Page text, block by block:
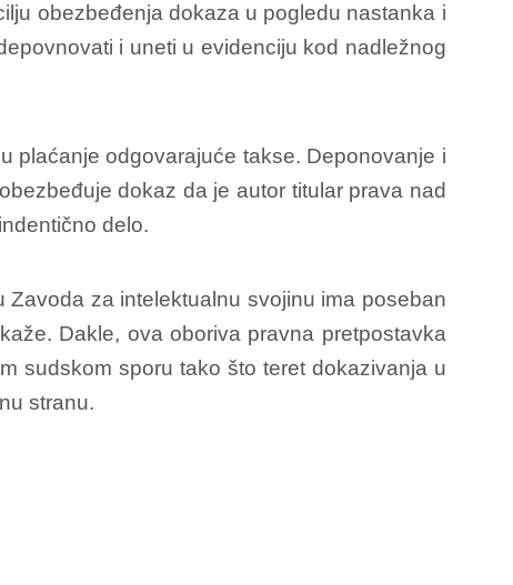
obezbeđenja dokaza u pogledu nastanka i
i uneti u evidenciju kod nadležnog
plaćanje odgovarajuće takse. Deponovanje i
dokaz da je autor titular prava nad
delo.
za intelektualnu svojinu ima poseban
Dakle, ova oboriva pravna pretpostavka
sudskom sporu tako što teret dokazivanja u
stranu.